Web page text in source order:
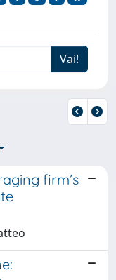
firm’s